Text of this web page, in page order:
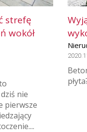
strefę
wokół
nie
pierwsze